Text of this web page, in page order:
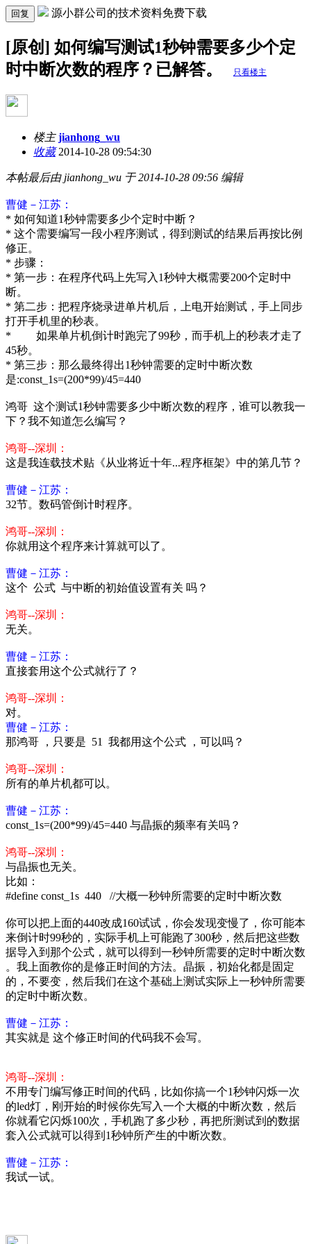
回复 源小群公司的技术资料免费下载
[原创] 如何编写测试1秒钟需要多少个定
时中断次数的程序？已解答。
只看楼主
楼主 jianhong_wu
收藏2014-10-28 09:54:30
本帖最后由 jianhong_wu 于 2014-10-28 09:56 编辑
曹健－江苏：
* 如何知道1秒钟需要多少个定时中断？
* 这个需要编写一段小程序测试，得到测试的结果后再按比例
修正。
* 步骤：
* 第一步：在程序代码上先写入1秒钟大概需要200个定时中
断。
* 第二步：把程序烧录进单片机后，上电开始测试，手上同步
打开手机里的秒表。
* 如果单片机倒计时跑完了99秒，而手机上的秒表才走了
45秒。
* 第三步：那么最终得出1秒钟需要的定时中断次数
是:const_1s=(200*99)/45=440
鸿哥 这个测试1秒钟需要多少中断次数的程序，谁可以教我一
下？我不知道怎么编写？
鸿哥--深圳：
这是我连载技术贴《从业将近十年...程序框架》中的第几节？
曹健－江苏：
32节。数码管倒计时程序。
鸿哥--深圳：
你就用这个程序来计算就可以了。
曹健－江苏：
这个 公式 与中断的初始值设置有关 吗？
鸿哥--深圳：
无关。
曹健－江苏：
直接套用这个公式就行了？
鸿哥--深圳：
对。
曹健－江苏：
那鸿哥 ，只要是 51 我都用这个公式 ，可以吗？
鸿哥--深圳：
所有的单片机都可以。
曹健－江苏：
const_1s=(200*99)/45=440 与晶振的频率有关吗？
鸿哥--深圳：
与晶振也无关。
比如：
#define const_1s 440 //大概一秒钟所需要的定时中断次数
你可以把上面的440改成160试试，你会发现变慢了，你可能本
来倒计时99秒的，实际手机上可能跑了300秒，然后把这些数
据导入到那个公式，就可以得到一秒钟所需要的定时中断次数
。我上面教你的是修正时间的方法。晶振，初始化都是固定
的，不要变，然后我们在这个基础上测试实际上一秒钟所需要
的定时中断次数。
曹健－江苏：
其实就是 这个修正时间的代码我不会写。
鸿哥--深圳：
不用专门编写修正时间的代码，比如你搞一个1秒钟闪烁一次
的led灯，刚开始的时候你先写入一个大概的中断次数，然后
你就看它闪烁100次，手机跑了多少秒，再把所测试到的数据
套入公式就可以得到1秒钟所产生的中断次数。
曹健－江苏：
我试一试。